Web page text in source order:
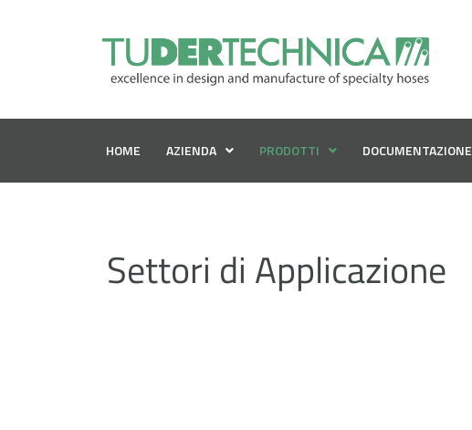
HOME AZIENDA PRODOTTI DOCUMENTAZIONE
Settori di Applicazione